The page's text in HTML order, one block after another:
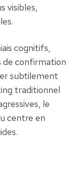
visibles,
cognitifs,
confirmation
subtilement
traditionnel
le
centre en